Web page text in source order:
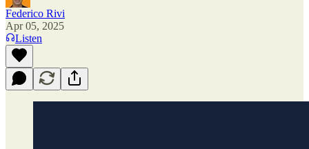
Federico Rivi
Apr 05, 2025
Listen